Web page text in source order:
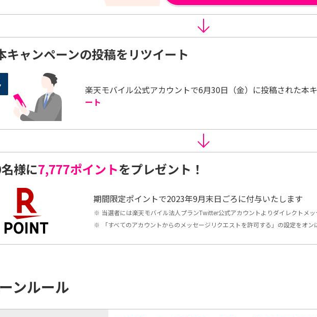
キャンペーンの投稿をリツイート
楽天モバイル公式アカウントで6月30日（金）に投稿された本
ート
様に7,777ポイントをプレゼント！
期間限定ポイントで2023年9月末日ごろに付与いたします
※ 当選者には楽天モバイル法人プランTwitter公式アカウントよりダイレクトメ
※
「すべてのアカウントからのメッセージリクエストを許可する」の設定をオ
ンルール